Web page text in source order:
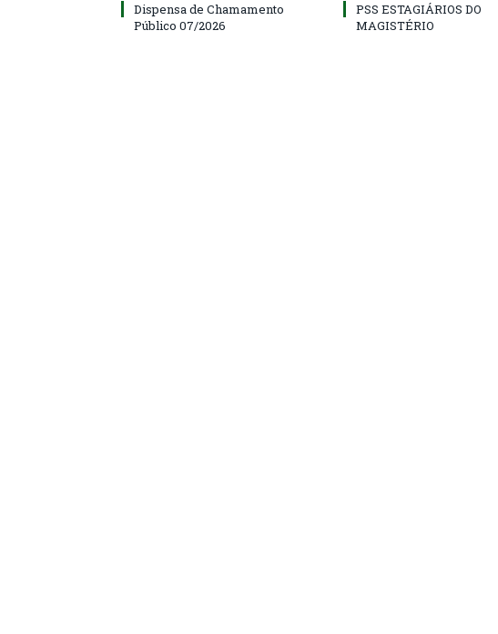
Dispensa de Chamamento
Público 07/2026
PSS ESTAGIÁRIOS DO
MAGISTÉRIO